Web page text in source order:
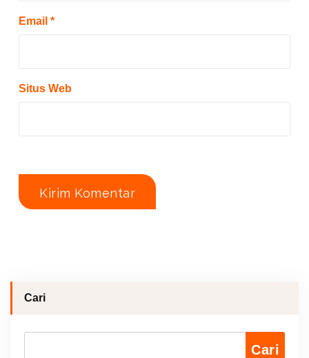
Email *
Situs Web
Cari
Cari